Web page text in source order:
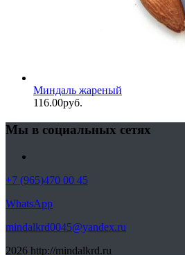
Миндаль жареный
116.00руб.
Мы в социальных сетях
+7 (965)470 00 45
WhatsApp
mindalkrd0045@yandex.ru
2026 http://mindalkrd.ru